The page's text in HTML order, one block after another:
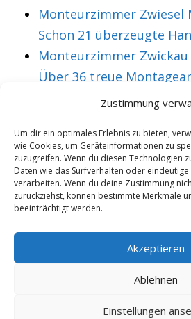
Zustimmung
Um dir ein optimales Erlebnis zu bieten,
wie Cookies, um Geräteinformationen zu
zuzugreifen. Wenn du diesen Technologien
Daten wie das Surfverhalten oder
verarbeiten. Wenn du deine Zustimmung
zurückziehst, können bestimmte Merkmale
beeinträchtigt werden.
Akzeptieren
Ablehnen
Einstellungen
Monteurzimmer Zwiesel
Schon 21 überzeugte
Monteurzimmer
Über 36 treue
VORHERIGER ARTIKEL
Monteurzimmer
Gammertingen
Messezimmer –
Mehr als 35
überzeugte